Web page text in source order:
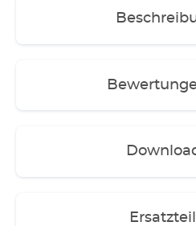
Alle Modelle inklusive
Schlauch und
Besondere Ausstattung
- classic 150 mit Standfuß
- classic 250 mit
- classic 1500XL mit
Pumpeinheit lässt sich
Behälter einsetzen
Die Filter können mit